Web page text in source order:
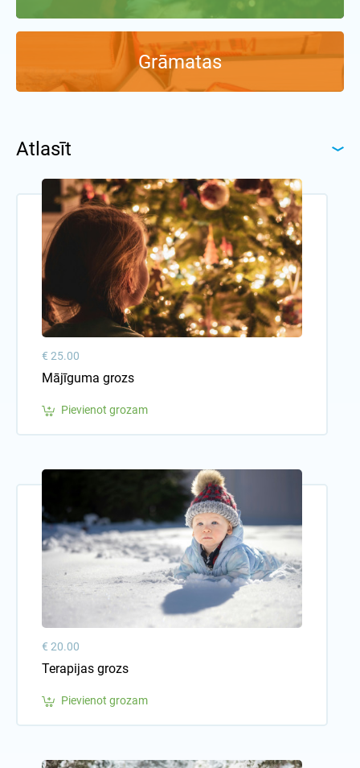
Grāmatas
Atlasīt
€ 25.00
Mājīguma grozs
Pievienot grozam
€ 20.00
Terapijas grozs
Pievienot grozam